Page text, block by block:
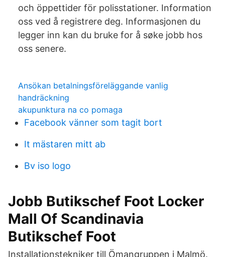
och öppettider för polisstationer. Information
oss ved å registrere deg. Informasjonen du
legger inn kan du bruke for å søke jobb hos
oss senere.
Ansökan betalningsföreläggande vanlig
handräckning
akupunktura na co pomaga
Facebook vänner som tagit bort
It mästaren mitt ab
Bv iso logo
Jobb Butikschef Foot Locker
Mall Of Scandinavia
Butikschef Foot
Installationstekniker till Ömangruppen i Malmö.